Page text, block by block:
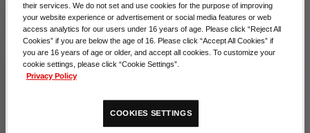
BT21-028 シリウスモン
※64名に対して1枚の配布となります。
their services. We do not set and use cookies for the purpose of improving
your website experience or advertisement or social media features or web
access analytics for our users under 16 years of age. Please click “Reject All
Cookies” if you are below the age of 16. Please click “Accept All Cookies” if
you are 16 years of age or older, and accept all cookies. To customize your
cookie settings, please click “Cookie Settings”.
Privacy Policy
COOKIES SETTINGS